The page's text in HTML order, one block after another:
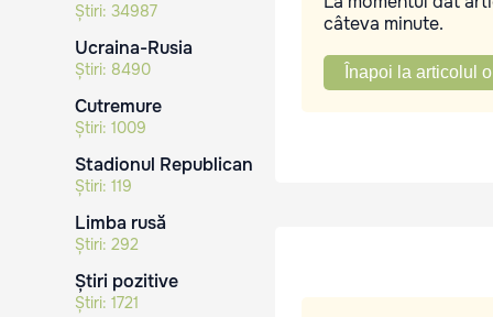
Știri: 34987
Ucraina-Rusia
Știri: 8490
Cutremure
Știri: 1009
Stadionul Republican
Știri: 119
Limba rusă
Știri: 292
Știri pozitive
Știri: 1721
câteva minute.
Înapoi la articolul